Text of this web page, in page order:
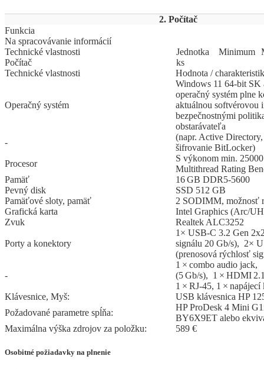
2. Počítač
Funkcia
Na spracovávanie informácií
Technické vlastnosti
Jed­not­ka Mi­ni­mum
Počítač
ks
Technické vlastnosti
Hodnota /
Operačný systém
Windows 11 64-bit SK
operačný systém plne
aktuálnou softvérovou
bezpečnostnými
obstarávateľa
-
(napr. Active
šifrovanie BitLocker)
Procesor
S výkonom min.
Multithread Rating
Pamäť
16 GB DDR5‑5600
Pevný disk
SSD 512 GB
Pamäťové sloty, pamäť
2 SODIMM, možnosť
Grafická karta
Intel Graphics (Arc/
Zvuk
Realtek ALC3252
Porty a konektory
1× USB-C 3.2 Gen
signálu 20 Gb/s), 2×
(prenosová rýchlosť
-
1 × combo audio jack,
(5 Gb/s), 1 × HDMI
1 × RJ‑45, 1 ×
Klávesnice, Myš:
USB klávesnica HP
Požadované parametre spĺňa:
HP ProDesk 4 Mini
BY6X9ET alebo
Maximálna výška zdrojov za položku:
589 €
Osobitné požiadavky na plnenie